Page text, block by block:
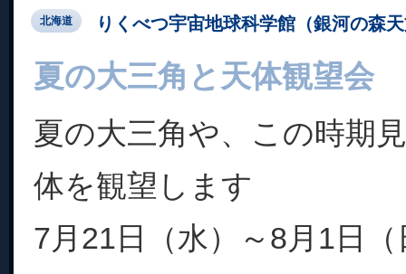
北海道 りくべつ宇宙地球科学館（銀河の森
夏の大三角と天体観望会
夏の大三角や、この時期
体を観望します
7月21日（水）～8月1日（